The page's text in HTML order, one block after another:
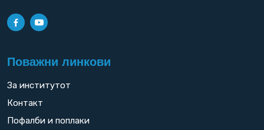
Поважни линкови
За институтот
Контакт
Пофалби и поплаки